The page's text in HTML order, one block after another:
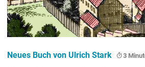
Neues Buch von Ulrich Stark 3